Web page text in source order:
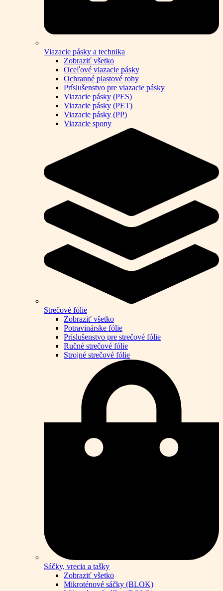
Viazacie pásky a technika
Zobraziť všetko
Oceľové viazacie pásky
Ochranné plastové rohy
Príslušenstvo pre viazacie pásky
Viazacie pásky (PES)
Viazacie pásky (PET)
Viazacie pásky (PP)
Viazacie spony
Strečové fólie
Zobraziť všetko
Potravinárske fólie
Príslušenstvo pre strečové fólie
Ručné strečové fólie
Strojné strečové fólie
Sáčky, vrecia a tašky
Zobraziť všetko
Mikroténové sáčky (BLOK)